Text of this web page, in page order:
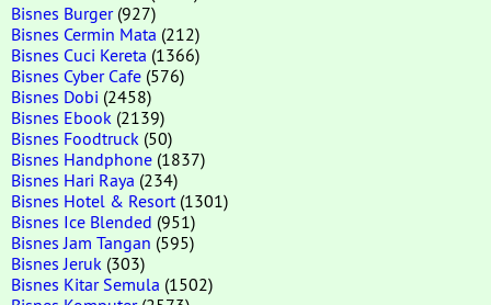
Bisnes Burger(927)
Bisnes Cermin Mata (212)
Bisnes Cuci Kereta (1366)
Bisnes Cyber Cafe (576)
Bisnes Dobi (2458)
Bisnes Ebook (2139)
Bisnes Foodtruck (50)
Bisnes Handphone (1837)
Bisnes Hari Raya (234)
Bisnes Hotel & Resort (1301)
Bisnes Ice Blended (951)
Bisnes Jam Tangan (595)
Bisnes Jeruk (303)
Bisnes Kitar Semula (1502)